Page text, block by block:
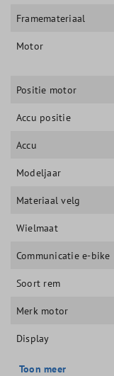
Framemateriaal
Motor
Positie motor
Accu positie
Accu
Modeljaar
Materiaal velg
Wielmaat
Communicatie e-bike
Soort rem
Merk motor
Display
Toon meer